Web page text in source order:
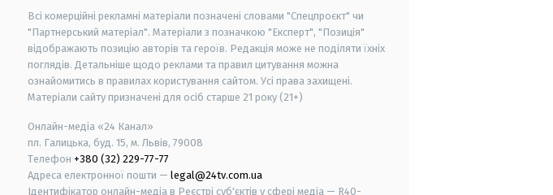
Всі комерційні рекламні матеріали позначені словами "Спецпроєкт" чи
"Партнерський матеріал". Матеріали з позначкою "Експерт", "Позиція"
відображають позицію авторів та героїв. Редакція може не поділяти їхніх
поглядів. Детальніше щодо реклами та правил цитування можна
ознайомитись в правилах користування сайтом. Усі права захищені.
Матеріали сайту призначені для осіб старше 21 року (21+)
Онлайн-медіа «24 Канал»
пл. Галицька, буд. 15, м. Львів, 79008
Телефон +380 (32) 229-77-77
Адреса електронної пошти — legal@24tv.com.ua
Ідентифікатор онлайн-медіа в Реєстрі суб'єктів у сфері медіа — R40-